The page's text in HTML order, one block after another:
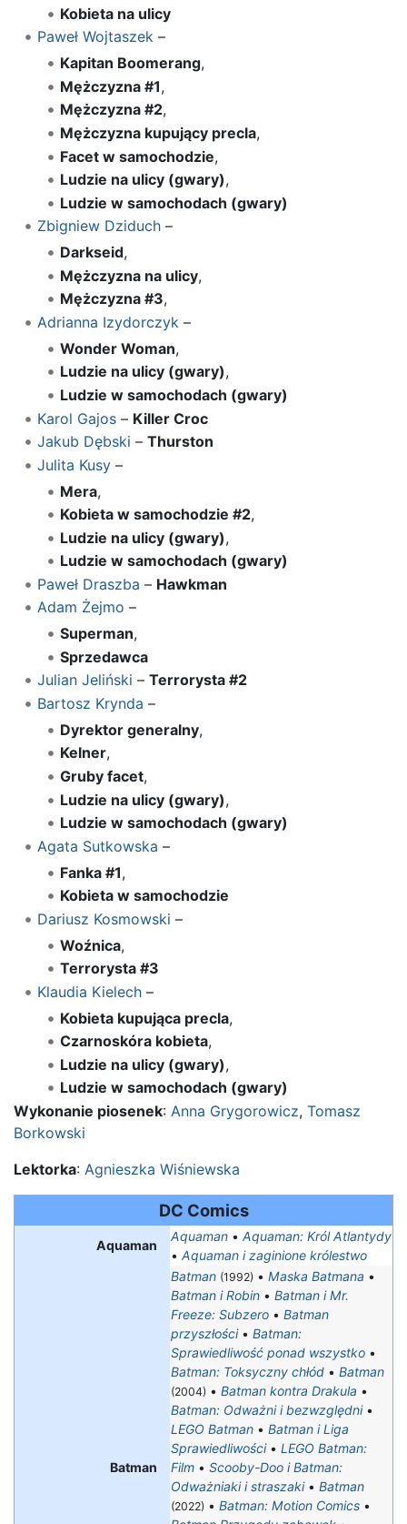
Kobieta na ulicy
Paweł Wojtaszek–
Kapitan Boomerang,
Mężczyzna #1,
Mężczyzna #2,
Mężczyzna kupujący precla,
Facet w samochodzie,
Ludzie na ulicy (gwary),
Ludzie w samochodach (gwary)
Zbigniew Dziduch–
Darkseid,
Mężczyzna na ulicy,
Mężczyzna #3,
Adrianna Izydorczyk –
Wonder Woman,
Ludzie na ulicy (gwary),
Ludzie w samochodach (gwary)
Karol Gajos– Killer Croc
Jakub Dębski – Thurston
Julita Kusy–
Mera,
Kobieta w samochodzie #2,
Ludzie na ulicy (gwary),
Ludzie w samochodach (gwary)
Paweł Draszba – Hawkman
Adam Żejmo –
Superman,
Sprzedawca
Julian Jeliński – Terrorysta #2
Bartosz Krynda –
Dyrektor generalny,
Kelner,
Gruby facet,
Ludzie na ulicy (gwary),
Ludzie w samochodach (gwary)
Agata Sutkowska –
Fanka #1,
Kobieta w samochodzie
Dariusz Kosmowski –
Woźnica,
Terrorysta #3
Klaudia Kielech–
Kobieta kupująca precla,
Czarnoskóra kobieta,
Ludzie na ulicy (gwary),
Ludzie w samochodach (gwary)
Wykonanie piosenek: Anna Grygorowicz, Tomasz
Borkowski
Lektorka: Agnieszka Wiśniewska
DC Comics
Aquaman
Aquaman • Aquaman: Król Atlantydy
• Aquaman i zaginione królestwo
Batman
Batman (1992) • Maska Batmana •
Batman i Robin • Batman i Mr.
Freeze: Subzero • Batman
przyszłości• Batman:
Sprawiedliwość ponad wszystko •
Batman: Toksyczny chłód • Batman
(2004) • Batman kontra Drakula •
Batman: Odważni i bezwzględni•
LEGO Batman • Batman i Liga
Sprawiedliwości• LEGO Batman:
Film • Scooby-Doo i Batman:
Odważniaki i straszaki• Batman
(2022) • Batman: Motion Comics •